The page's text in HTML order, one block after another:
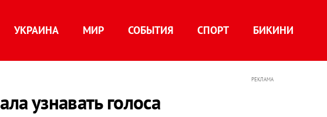
УКРАИНА МИР СОБЫТИЯ СПОРТ БИКИНИ
узнавать голоса
РЕКЛАМА